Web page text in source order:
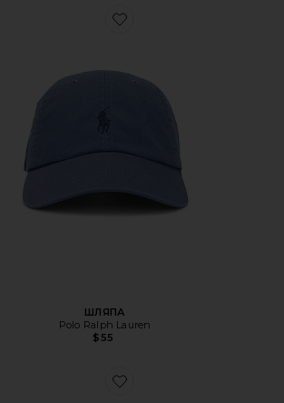
Favorite ШЛЯПА
ШЛЯПА
Polo Ralph Lauren
$55
Favorite ШЛЯПА CHINO